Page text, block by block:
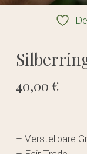
40,00 €
– Verstellbare